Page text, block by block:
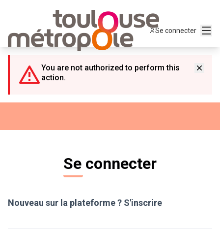
Se connecter
You are not authorized to perform this
action.
Se connecter
Nouveau sur la plateforme ? S'inscrire